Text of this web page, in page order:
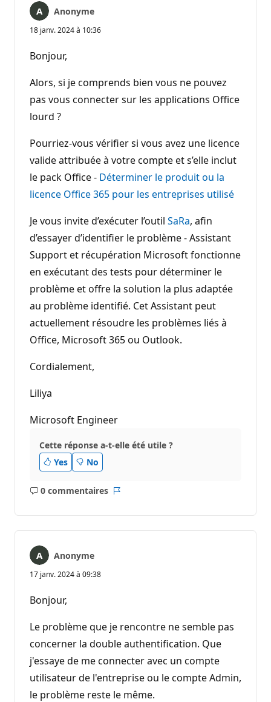
Anonyme
18 janv. 2024 à 10:36
Bonjour,
Alors, si je comprends bien vous ne pouvez
pas vous connecter sur les applications Office
lourd ?
Pourriez-vous vérifier si vous avez une licence
valide attribuée à votre compte et s’elle inclut
le pack Office - Déterminer le produit ou la
licence Office 365 pour les entreprises utilisé
Je vous invite d’exécuter l’outil SaRa, afin
d’essayer d’identifier le problème - Assistant
Support et récupération Microsoft fonctionne
en exécutant des tests pour déterminer le
problème et offre la solution la plus adaptée
au problème identifié. Cet Assistant peut
actuellement résoudre les problèmes liés à
Office, Microsoft 365 ou Outlook.
Cordialement,
Liliya
Microsoft Engineer
Cette réponse a-t-elle été utile ?
Yes
No
0 commentaires
Aucun
Anonyme
17 janv. 2024 à 09:38
Bonjour,
Le problème que je rencontre ne semble pas
concerner la double authentification. Que
j'essaye de me connecter avec un compte
utilisateur de l'entreprise ou le compte Admin,
le problème reste le même.